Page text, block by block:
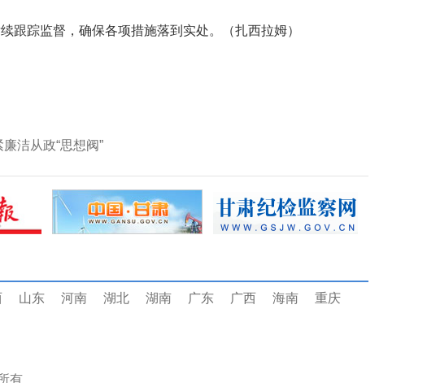
跟踪监督，确保各项措施落到实处。（扎西拉姆）
洁从政“思想阀”
山东 河南 湖北 湖南 广东 广西 海南 重庆
有